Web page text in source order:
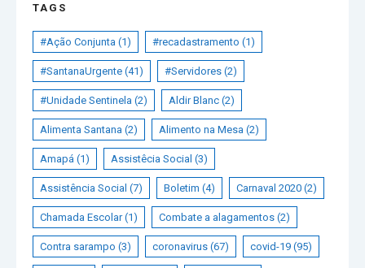
TAGS
#Ação Conjunta (1) #recadastramento (1)
#SantanaUrgente (41) #Servidores (2)
#Unidade Sentinela (2) Aldir Blanc (2)
Alimenta Santana (2) Alimento na Mesa (2)
Amapá (1) Assistêcia Social (3)
Assistência Social (7) Boletim (4) Carnaval 2020 (2)
Chamada Escolar(1) Combate a alagamentos (2)
Contra sarampo (3) coronavirus (67) covid-19 (95)